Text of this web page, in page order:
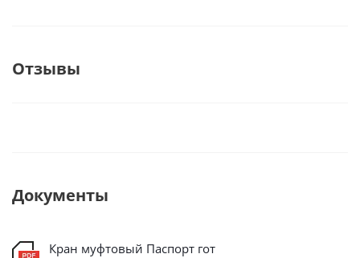
Отзывы
Документы
Кран муфтовый Паспорт гот